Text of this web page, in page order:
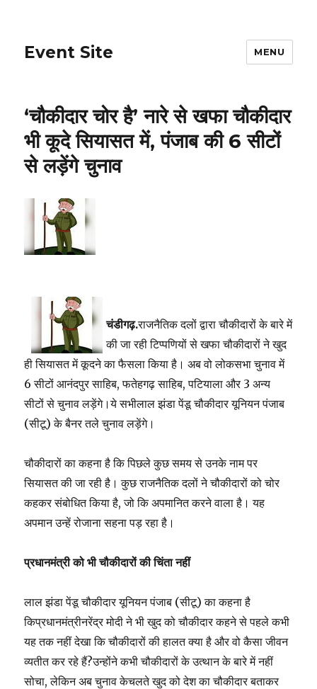
Event Site MENU
‘चौकीदार चोर है’ नारे से खफा चौकीदार
भी कूदे सियासत में, पंजाब की 6 सीटों
से लड़ेंगे चुनाव
चंडीगढ़.राजनैतिक दलों द्वारा चौकीदारों के बारे में
की जा रही टिप्पणियों से खफा चौकीदारों ने खुद
ही सियासत में कूदने का फैसला किया है। अब वो लोकसभा चुनाव में
6 सीटों आनंदपुर साहिब, फतेहगढ़ साहिब, पटियाला और 3 अन्य
सीटों से चुनाव लड़ेंगे।ये सभीलाल झंडा पेंडू चौकीदार यूनियन पंजाब
(सीटू) के बैनर तले चुनाव लड़ेंगे।
चौकीदारों का कहना है कि पिछले कुछ समय से उनके नाम पर
सियासत की जा रही है। कुछ राजनैतिक दलों ने चौकीदारों को चोर
कहकर संबोधित किया है, जो कि अपमानित करने वाला है। यह
अपमान उन्हें रोजाना सहना पड़ रहा है।
प्रधानमंत्री को भी चौकीदारों की चिंता नहीं
लाल झंडा पेंडू चौकीदार यूनियन पंजाब (सीटू) का कहना है
किप्रधानमंत्रीनरेंद्र मोदी ने भी खुद को चौकीदार कहने से पहले कभी
यह तक नहीं देखा कि चौकीदारों की हालत क्या है और वो कैसा जीवन
व्यतीत कर रहे हैं?उन्होंने कभी चौकीदारों के उत्थान के बारे में नहीं
सोचा, लेकिन अब चुनाव केचलते खुद को देश का चौकीदार बताकर